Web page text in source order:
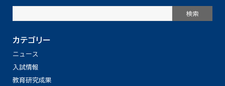
カテゴリー
ニュース
入試情報
教育研究成果